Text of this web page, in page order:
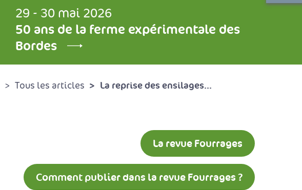
29 - 30 mai 2026
50 ans de la ferme expérimentale des
Bordes
Tous les articles La reprise des ensilages...
La revue Fourrages
Comment publier dans la revue Fourrages ?